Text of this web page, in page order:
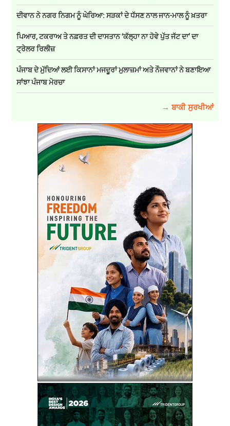
ਦੀਵਾਨ ਨੇ ਨਗਰ ਨਿਗਮ ਨੂੰ ਘੇਰਿਆ: ਸੜਕਾਂ ਦੇ ਧੱਸਣ ਨਾਲ ਜਾਨ-ਮਾਲ ਨੂੰ ਖ਼ਤਰਾ
ਪਿਆਰ, ਟਕਰਾਅ ਤੇ ਨਫ਼ਰਤ ਦੀ ਦਾਸਤਾਨ ‘ਕੱਲ੍ਹਾ ਨਾ ਹੋਵੇ ਪੁੱਤ ਜੱਟ ਦਾ’ ਦਾ
ਟ੍ਰੇਲਰ ਰਿਲੀਜ਼
ਪੰਜਾਬ ਦੇ ਮੁੱਦਿਆਂ ਲਈ ਕਿਸਾਨਾਂ ਮਜਦੂਰਾਂ ਮੁਲਾਜ਼ਮਾਂ ਅਤੇ ਨੌਜਵਾਨਾਂ ਨੇ ਬਣਾਇਆ
ਸਾਂਝਾ ਪੰਜਾਬ ਮੋਰਚਾ
→ ਬਾਕੀ ਸੁਰਖੀਆਂ